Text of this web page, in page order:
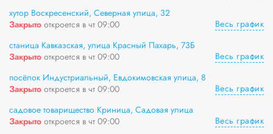
хутор Воскресенский, Северная улица, 32
Закрыто откроется в чт 09:00
Весь график
станица Кавказская, улица Красный Пахарь, 73Б
Закрыто откроется в чт 09:00
Весь график
посёлок Индустриальный, Евдокимовская улица, 8
Закрыто откроется в чт 09:00
Весь график
садовое товарищество Криница, Садовая улица
Закрыто откроется в чт 09:00
Весь график